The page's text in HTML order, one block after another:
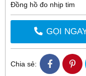
Đồng hồ đo nhịp tim
GỌI
Chia sẻ: